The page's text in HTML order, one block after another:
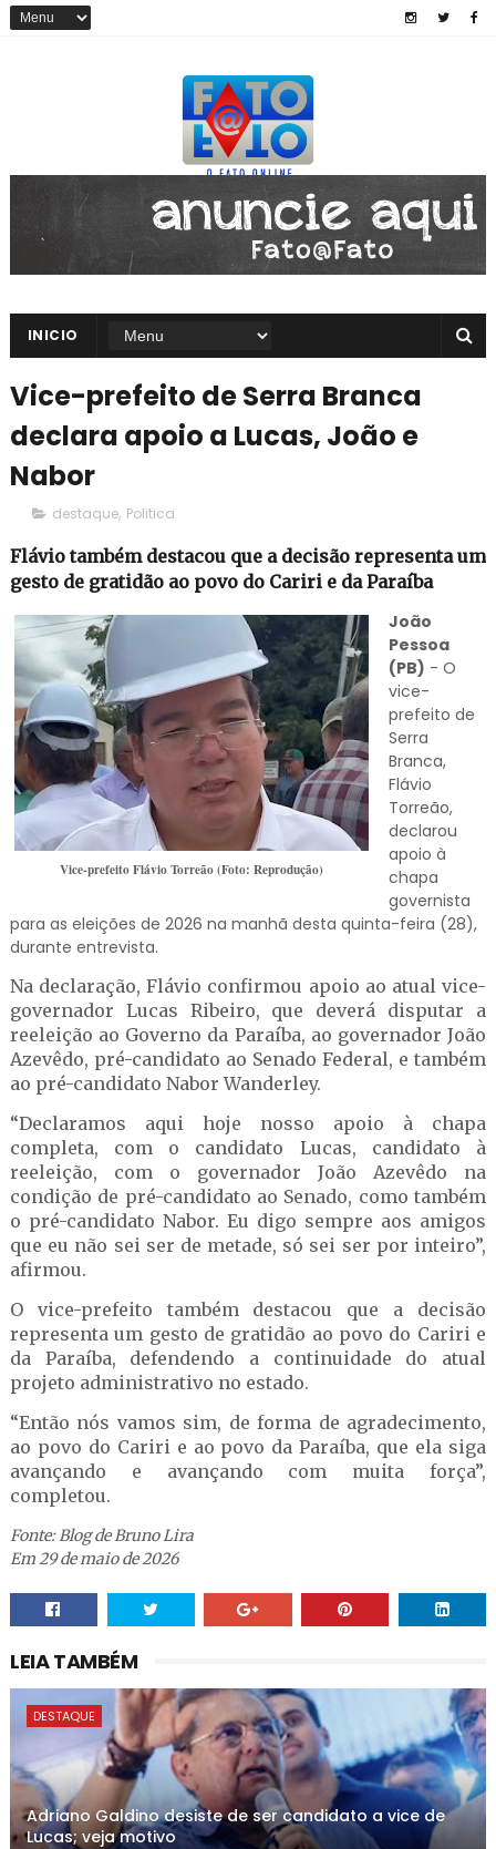
INICIO
Vice-prefeito de Serra Branca
declara apoio a Lucas, João e
Nabor
destaque, Politica
Flávio também destacou que a decisão representa um
gesto de gratidão ao povo do Cariri e da Paraíba
Vice-prefeito Flávio Torreão (Foto: Reprodução)
João
Pessoa
(PB) - O
vice-
prefeito de
Serra
Branca,
Flávio
Torreão,
declarou
apoio à
chapa
governista
para as eleições de 2026 na manhã desta quinta-feira (28),
durante entrevista.
Na declaração, Flávio confirmou apoio ao atual vice-
governador Lucas Ribeiro, que deverá disputar a
reeleição ao Governo da Paraíba, ao governador João
Azevêdo, pré-candidato ao Senado Federal, e também
ao pré-candidato Nabor Wanderley.
“Declaramos aqui hoje nosso apoio à chapa
completa, com o candidato Lucas, candidato à
reeleição, com o governador João Azevêdo na
condição de pré-candidato ao Senado, como também
o pré-candidato Nabor. Eu digo sempre aos amigos
que eu não sei ser de metade, só sei ser por inteiro”,
afirmou.
O vice-prefeito também destacou que a decisão
representa um gesto de gratidão ao povo do Cariri e
da Paraíba, defendendo a continuidade do atual
projeto administrativo no estado.
“Então nós vamos sim, de forma de agradecimento,
ao povo do Cariri e ao povo da Paraíba, que ela siga
avançando e avançando com muita força”,
completou.
Fonte: Blog de Bruno Lira
Em 29 de maio de 2026
LEIA TAMBÉM
DESTAQUE
Adriano Galdino desiste de ser candidato a vice de
Lucas; veja motivo